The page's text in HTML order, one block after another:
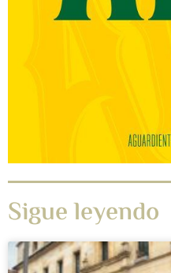
Sigue leyendo